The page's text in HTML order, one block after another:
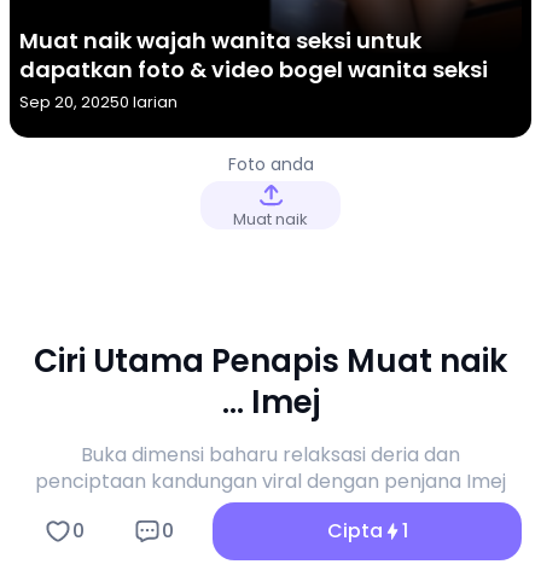
Muat naik wajah wanita seksi untuk
dapatkan foto & video bogel wanita seksi
Sep 20, 20250 larian
Foto anda
Muat naik
Ciri Utama Penapis Muat naik
... Imej
Buka dimensi baharu relaksasi deria dan
penciptaan kandungan viral dengan penjana Imej
Muat naik ... a1.art.
0
0 Cipta 1